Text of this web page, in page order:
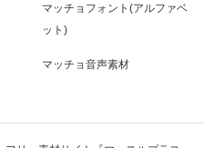
マッチョフォント(アルファベ
ット)
マッチョ音声素材